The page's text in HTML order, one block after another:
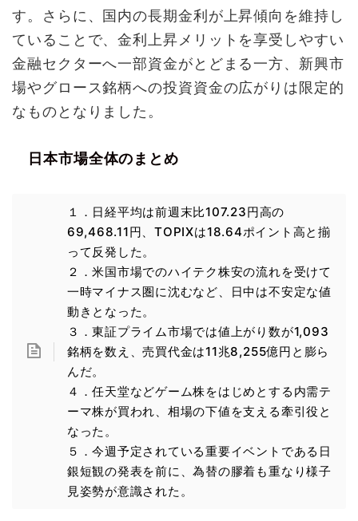
す。さらに、国内の長期金利が上昇傾向を維持し
ていることで、金利上昇メリットを享受しやすい
金融セクターへ一部資金がとどまる一方、新興市
場やグロース銘柄への投資資金の広がりは限定的
なものとなりました。
日本市場全体のまとめ
１．日経平均は前週末比107.23円高の
69,468.11円、TOPIXは18.64ポイント高と揃
って反発した。
２．米国市場でのハイテク株安の流れを受けて
一時マイナス圏に沈むなど、日中は不安定な値
動きとなった。
３．東証プライム市場では値上がり数が1,093
銘柄を数え、売買代金は11兆8,255億円と膨ら
んだ。
４．任天堂などゲーム株をはじめとする内需テ
ーマ株が買われ、相場の下値を支える牽引役と
なった。
５．今週予定されている重要イベントである日
銀短観の発表を前に、為替の膠着も重なり様子
見姿勢が意識された。